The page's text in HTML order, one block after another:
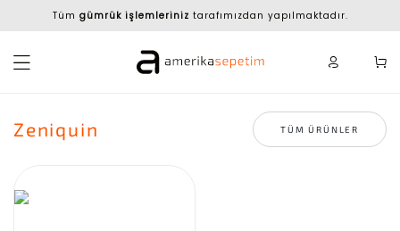
Tüm gümrük işlemleriniz tarafımızdan yapılmaktadır.
Zeniquin TÜM ÜRÜNLER